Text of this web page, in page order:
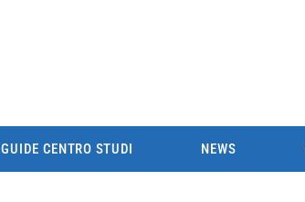
GUIDE CENTRO STUDI NEWS